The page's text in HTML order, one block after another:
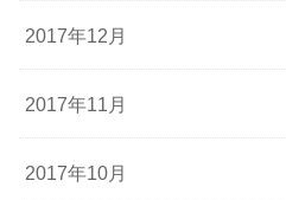
2017年12月
2017年11月
2017年10月